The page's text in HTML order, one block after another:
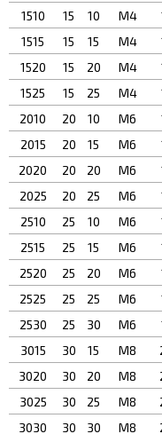
1510
15 10 М4
1515
15 15 М4
1520
15 20 М4
1525
15 25 М4
2010
20 10 М6
2015
20 15 М6
2020
20 20 М6
2025
20 25 М6
2510
25 10 М6
2515
25 15 М6
2520
25 20 М6
2525
25 25 М6
2530
25 30 М6
3015
30 15 М8
3020
30 20 М8
3025
30 25 М8
3030
30 30 М8